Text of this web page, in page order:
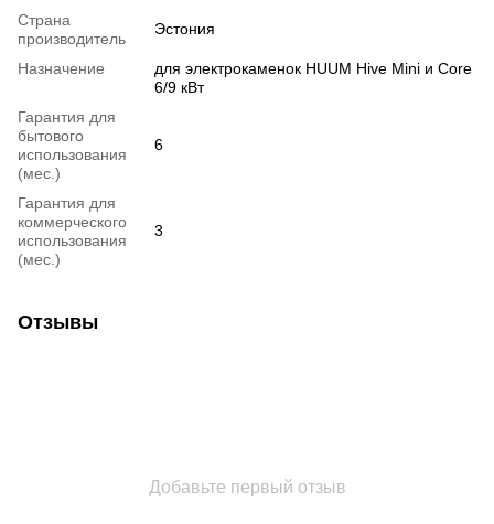
Страна
производитель
Эстония
Назначение
для электрокаменок HUUM Hive Mini и Core
6/9 кВт
Гарантия для
бытового
использования
(мес.)
6
Гарантия для
коммерческого
использования
(мес.)
3
Отзывы
Добавьте первый отзыв